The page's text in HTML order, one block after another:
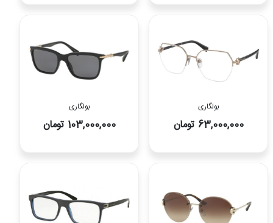
بولگاری
63,000,000 تومان
بولگاری
103,000,000 تومان